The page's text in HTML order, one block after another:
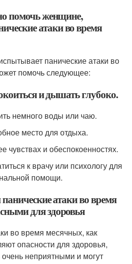
помочь женщине,
атаки во время
панические атаки во
помочь следующее:
и дышать глубоко.
немного воды или чаю.
место для отдыха.
чувствах и обеспокоенностях.
к врачу или психологу для
помощи.
атаки во время
для здоровья
во время месячных, как
опасности для здоровья,
неприятными и могут